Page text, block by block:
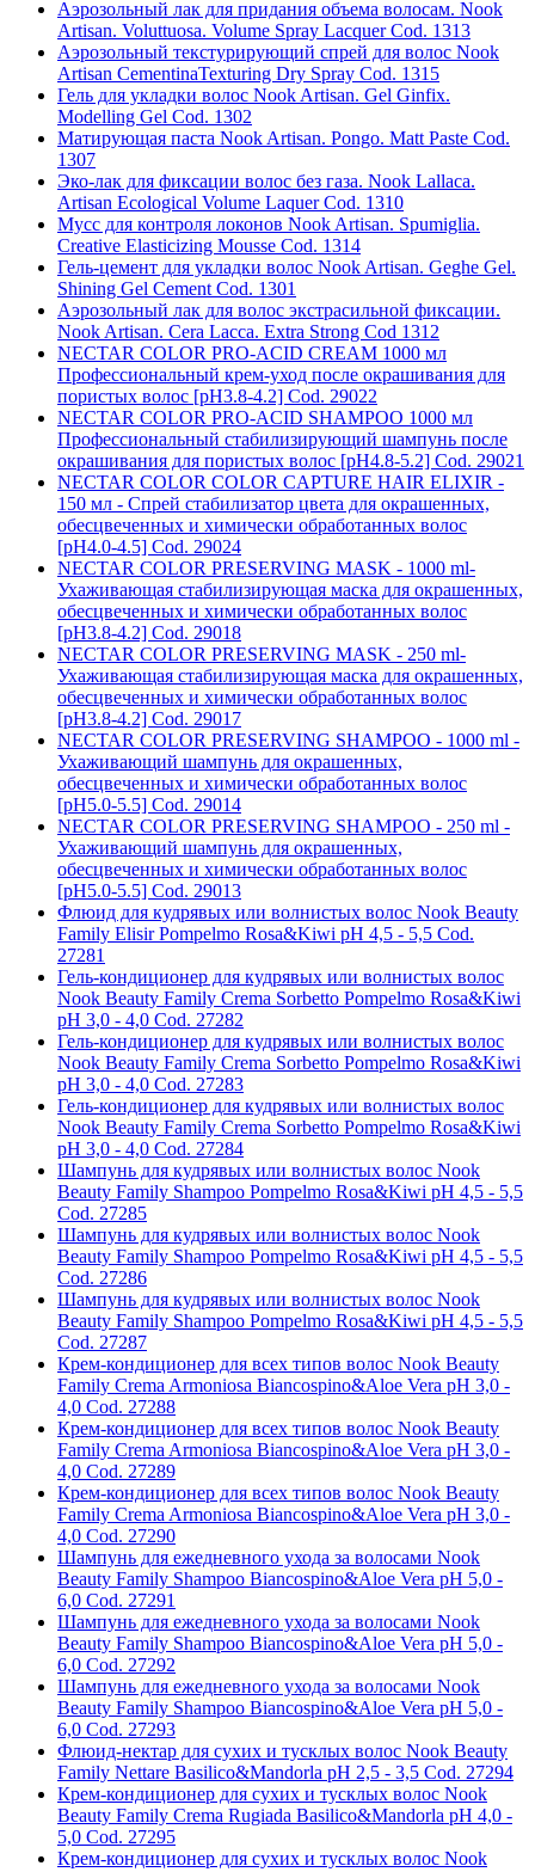
Аэрозольный лак для придания объема волосам. Nook
Artisan. Voluttuosa. Volume Spray Lacquer Cod. 1313
Аэрозольный текстурирующий спрей для волос Nook
Artisan CementinaTexturing Dry Spray Cod. 1315
Гель для укладки волос Nook Artisan. Gel Ginfix.
Modelling Gel Cod. 1302
Матирующая паста Nook Artisan. Pongo. Matt Paste Cod.
1307
Эко-лак для фиксации волос без газа. Nook Lallaca.
Artisan Ecological Volume Laquer Cod. 1310
Мусс для контроля локонов Nook Artisan. Spumiglia.
Creative Elasticizing Mousse Cod. 1314
Гель-цемент для укладки волос Nook Artisan. Geghe Gel.
Shining Gel Cement Cod. 1301
Аэрозольный лак для волос экстрасильной фиксации.
Nook Artisan. Cera Lacca. Extra Strong Cod 1312
NECTAR COLOR PRO-ACID CREAM 1000 мл
Профессиональный крем-уход после окрашивания для
пористых волос [pH3.8-4.2] Cod. 29022
NECTAR COLOR PRO-ACID SHAMPOO 1000 мл
Профессиональный стабилизирующий шампунь после
окрашивания для пористых волос [pH4.8-5.2] Cod. 29021
NECTAR COLOR COLOR CAPTURE HAIR ELIXIR -
150 мл - Спрей стабилизатор цвета для окрашенных,
обесцвеченных и химически обработанных волос
[pH4.0-4.5] Cod. 29024
NECTAR COLOR PRESERVING MASK - 1000 ml-
Ухаживающая стабилизирующая маска для окрашенных,
обесцвеченных и химически обработанных волос
[pH3.8-4.2] Cod. 29018
NECTAR COLOR PRESERVING MASK - 250 ml-
Ухаживающая стабилизирующая маска для окрашенных,
обесцвеченных и химически обработанных волос
[pH3.8-4.2] Cod. 29017
NECTAR COLOR PRESERVING SHAMPOO - 1000 ml -
Ухаживающий шампунь для окрашенных,
обесцвеченных и химически обработанных волос
[pH5.0-5.5] Cod. 29014
NECTAR COLOR PRESERVING SHAMPOO - 250 ml -
Ухаживающий шампунь для окрашенных,
обесцвеченных и химически обработанных волос
[pH5.0-5.5] Cod. 29013
Флюид для кудрявых или волнистых волос Nook Beauty
Family Elisir Pompelmo Rosa&Kiwi pH 4,5 - 5,5 Cod.
27281
Гель-кондиционер для кудрявых или волнистых волос
Nook Beauty Family Crema Sorbetto Pompelmo Rosa&Kiwi
pH 3,0 - 4,0 Cod. 27282
Гель-кондиционер для кудрявых или волнистых волос
Nook Beauty Family Crema Sorbetto Pompelmo Rosa&Kiwi
pH 3,0 - 4,0 Cod. 27283
Гель-кондиционер для кудрявых или волнистых волос
Nook Beauty Family Crema Sorbetto Pompelmo Rosa&Kiwi
pH 3,0 - 4,0 Cod. 27284
Шампунь для кудрявых или волнистых волос Nook
Beauty Family Shampoo Pompelmo Rosa&Kiwi pH 4,5 - 5,5
Cod. 27285
Шампунь для кудрявых или волнистых волос Nook
Beauty Family Shampoo Pompelmo Rosa&Kiwi pH 4,5 - 5,5
Cod. 27286
Шампунь для кудрявых или волнистых волос Nook
Beauty Family Shampoo Pompelmo Rosa&Kiwi pH 4,5 - 5,5
Cod. 27287
Крем-кондиционер для всех типов волос Nook Beauty
Family Crema Armoniosa Biancospino&Aloe Vera pH 3,0 -
4,0 Cod. 27288
Крем-кондиционер для всех типов волос Nook Beauty
Family Crema Armoniosa Biancospino&Aloe Vera pH 3,0 -
4,0 Cod. 27289
Крем-кондиционер для всех типов волос Nook Beauty
Family Crema Armoniosa Biancospino&Aloe Vera pH 3,0 -
4,0 Cod. 27290
Шампунь для ежедневного ухода за волосами Nook
Beauty Family Shampoo Biancospino&Aloe Vera pH 5,0 -
6,0 Cod. 27291
Шампунь для ежедневного ухода за волосами Nook
Beauty Family Shampoo Biancospino&Aloe Vera pH 5,0 -
6,0 Cod. 27292
Шампунь для ежедневного ухода за волосами Nook
Beauty Family Shampoo Biancospino&Aloe Vera pH 5,0 -
6,0 Cod. 27293
Флюид-нектар для сухих и тусклых волос Nook Beauty
Family Nettare Basilico&Mandorla pH 2,5 - 3,5 Cod. 27294
Крем-кондиционер для сухих и тусклых волос Nook
Beauty Family Crema Rugiada Basilico&Mandorla pH 4,0 -
5,0 Cod. 27295
Крем-кондиционер для сухих и тусклых волос Nook